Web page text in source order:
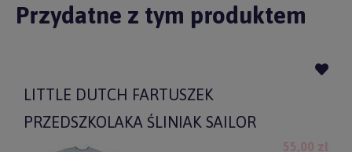
Przydatne z tym produktem
LITTLE DUTCH FARTUSZEK
PRZEDSZKOLAKA ŚLINIAK SAILOR
55,00 zł